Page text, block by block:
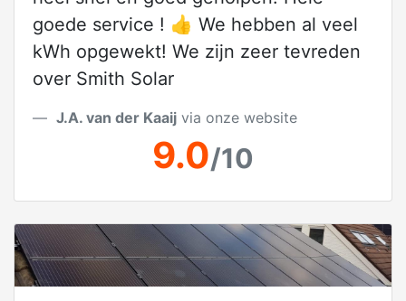
goede service ! 👍 We hebben al veel
kWh opgewekt! We zijn zeer tevreden
over Smith Solar
J.A. van der Kaaij via onze website
9.0/10